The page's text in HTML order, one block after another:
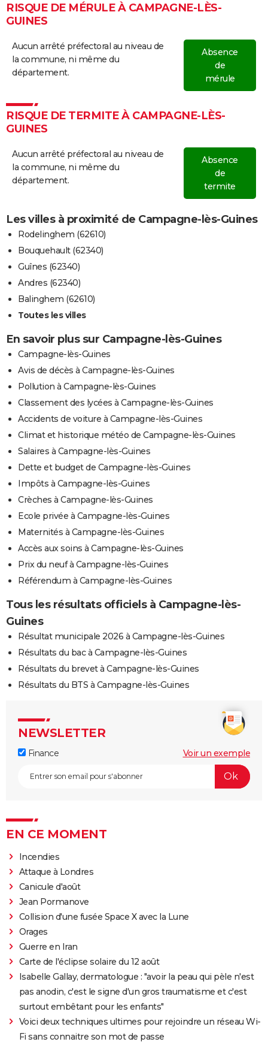
RISQUE DE MÉRULE À CAMPAGNE-LÈS-
GUINES
Aucun arrêté préfectoral au niveau de
la commune, ni même du
département.
Absence
de
mérule
RISQUE DE TERMITE À CAMPAGNE-LÈS-
GUINES
Aucun arrêté préfectoral au niveau de
la commune, ni même du
département.
Absence
de
termite
Les villes à proximité de Campagne-lès-Guines
Rodelinghem (62610)
Bouquehault (62340)
Guînes (62340)
Andres (62340)
Balinghem (62610)
Toutes les villes
En savoir plus sur Campagne-lès-Guines
Campagne-lès-Guines
Avis de décès à Campagne-lès-Guines
Pollution à Campagne-lès-Guines
Classement des lycées à Campagne-lès-Guines
Accidents de voiture à Campagne-lès-Guines
Climat et historique météo de Campagne-lès-Guines
Salaires à Campagne-lès-Guines
Dette et budget de Campagne-lès-Guines
Impôts à Campagne-lès-Guines
Crèches à Campagne-lès-Guines
Ecole privée à Campagne-lès-Guines
Maternités à Campagne-lès-Guines
Accès aux soins à Campagne-lès-Guines
Prix du neuf à Campagne-lès-Guines
Référendum à Campagne-lès-Guines
Tous les résultats officiels à Campagne-lès-
Guines
Résultat municipale 2026 à Campagne-lès-Guines
Résultats du bac à Campagne-lès-Guines
Résultats du brevet à Campagne-lès-Guines
Résultats du BTS à Campagne-lès-Guines
NEWSLETTER
Finance Voir un exemple
EN CE MOMENT
Incendies
Attaque à Londres
Canicule d'août
Jean Pormanove
Collision d'une fusée Space X avec la Lune
Orages
Guerre en Iran
Carte de l'éclipse solaire du 12 août
Isabelle Gallay, dermatologue : "avoir la peau qui pèle n'est
pas anodin, c'est le signe d'un gros traumatisme et c'est
surtout embêtant pour les enfants"
Voici deux techniques ultimes pour rejoindre un réseau Wi-
Fi sans connaitre son mot de passe